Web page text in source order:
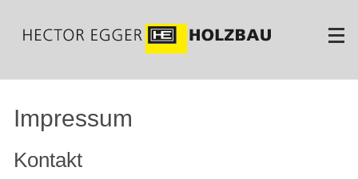
zum
Inhalt
Impressum
Kontakt